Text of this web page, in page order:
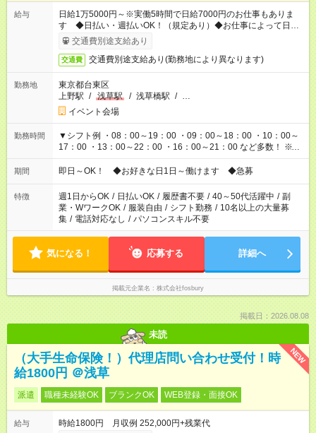
給与
日給1万5000円～※実働5時間で日給7000円のお仕事もありま
す ◆日払い・週払いOK！（規定あり）◆お仕事によって日給も
異なります
交通費別途支給あり
交通費 交通費別途支給あり(勤務地により異なります)
勤務地
東京都台東区
上野駅 / 浅草駅 / 浅草橋駅 / …
イベント会場
勤務時間
▼シフト例 ・08：00～19：00 ・09：00～18：00 ・10：00～
17：00 ・13：00～22：00 ・16：00～21：00 など多数！ ※お
仕事により勤務時間が異なります
期間 即日～OK！ ◆お好きな日1日～働けます ◆急募
特徴 週1日からOK / 日払いOK / 履歴書不要 / 40～50代活躍中 / 副
業・WワークOK / 服装自由 / シフト勤務 / 10名以上の大量募
集 / 電話対応なし / パソコンスキル不要
気になる！ 応募する 詳細へ
掲載元企業名 株式会社fosbury
掲載日：2026.08.08
未読
NEW
（大手生命保険！）代理店問い合わせ受付！時
給1800円 ＠浅草
派遣 職種未経験OK ブランクOK WEB登録・面接OK
給与
時給1800円 月収例 252,000円+残業代